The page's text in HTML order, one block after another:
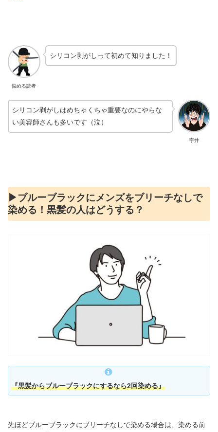
悩める読者
シリコン剥がしって初めて知りました！
宇井
シリコン剥がしはめちゃくちゃ重要なのにやらな
い美容師さんも多いです（泣）
▶︎ブルーブラックにメンズをブリーチなしで
染める！黒髪の人はどうする？
『黒髪からブルーブラックにするなら2回染める』
先ほどブルーブラックにブリーチなしで染める場合は、染める前